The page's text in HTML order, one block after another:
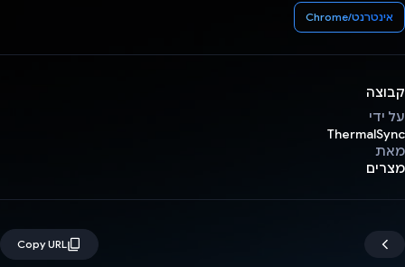
אינטרנט/Chrome
קבוצה
על ידי
ThermalSync
מאת
מצרים